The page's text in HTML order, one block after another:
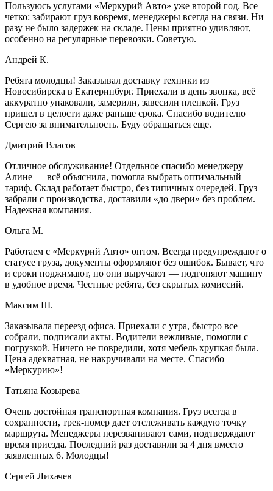
Пользуюсь услугами «Меркурий Авто» уже второй год. Все
четко: забирают груз вовремя, менеджеры всегда на связи. Ни
разу не было задержек на складе. Цены приятно удивляют,
особенно на регулярные перевозки. Советую.
Андрей К.
Ребята молодцы! Заказывал доставку техники из
Новосибирска в Екатеринбург. Приехали в день звонка, всё
аккуратно упаковали, замерили, завесили пленкой. Груз
пришел в целости даже раньше срока. Спасибо водителю
Сергею за внимательность. Буду обращаться еще.
Дмитрий Власов
Отличное обслуживание! Отдельное спасибо менеджеру
Алине — всё объяснила, помогла выбрать оптимальный
тариф. Склад работает быстро, без типичных очередей. Груз
забрали с производства, доставили «до двери» без проблем.
Надежная компания.
Ольга М.
Работаем с «Меркурий Авто» оптом. Всегда предупреждают о
статусе груза, документы оформляют без ошибок. Бывает, что
и сроки поджимают, но они выручают — подгоняют машину
в удобное время. Честные ребята, без скрытых комиссий.
Максим Ш.
Заказывала переезд офиса. Приехали с утра, быстро все
собрали, подписали акты. Водители вежливые, помогли с
погрузкой. Ничего не повредили, хотя мебель хрупкая была.
Цена адекватная, не накручивали на месте. Спасибо
«Меркурию»!
Татьяна Козырева
Очень достойная транспортная компания. Груз всегда в
сохранности, трек-номер дает отслеживать каждую точку
маршрута. Менеджеры перезванивают сами, подтверждают
время приезда. Последний раз доставили за 4 дня вместо
заявленных 6. Молодцы!
Сергей Лихачев